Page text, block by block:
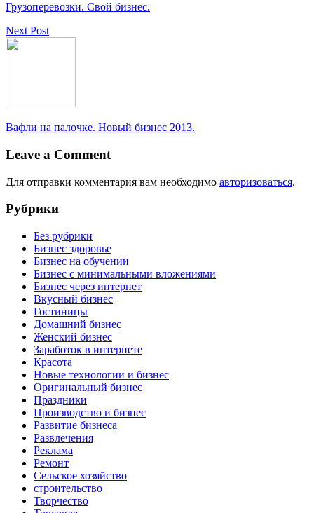
Грузоперевозки. Свой бизнес.
Next Post
Вафли на палочке. Новый бизнес 2013.
Leave a Comment
Для отправки комментария вам необходимо авторизоваться.
Рубрики
Без рубрики
Бизнес здоровье
Бизнес на обучении
Бизнес с минимальными вложениями
Бизнес через интернет
Вкусный бизнес
Гостиницы
Домашний бизнес
Женский бизнес
Заработок в интернете
Красота
Новые технологии и бизнес
Оригинальный бизнес
Праздники
Производство и бизнес
Развитие бизнеса
Развлечения
Реклама
Ремонт
Сельское хозяйство
строительство
Творчество